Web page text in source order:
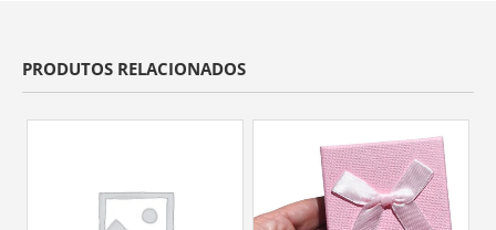
PRODUTOS RELACIONADOS